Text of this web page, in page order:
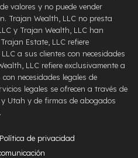
valores y no puede vender
Trajan Wealth, LLC no presta
y Trajan Wealth, LLC han
Estate, LLC refiere
a sus clientes con necesidades
LLC refiere exclusivamente a
necesidades legales de
legales se ofrecen a través de
y Utah y de firmas de abogados
Política de privacidad